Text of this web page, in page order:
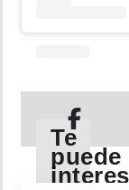
Te
puede